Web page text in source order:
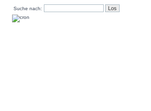
Suche nach: